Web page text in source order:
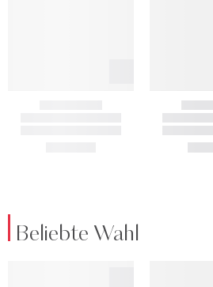
Beliebte Wahl